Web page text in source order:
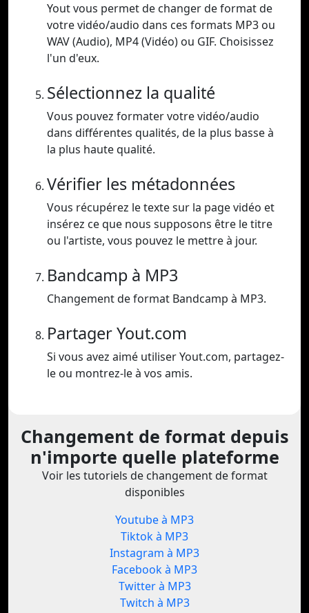
Yout vous permet de changer de format de
votre vidéo/audio dans ces formats MP3 ou
WAV (Audio), MP4 (Vidéo) ou GIF. Choisissez
l'un d'eux.
Sélectionnez la qualité
Vous pouvez formater votre vidéo/audio
dans différentes qualités, de la plus basse à
la plus haute qualité.
Vérifier les métadonnées
Vous récupérez le texte sur la page vidéo et
insérez ce que nous supposons être le titre
ou l'artiste, vous pouvez le mettre à jour.
Bandcamp à MP3
Changement de format Bandcamp à MP3.
Partager Yout.com
Si vous avez aimé utiliser Yout.com, partagez-
le ou montrez-le à vos amis.
Changement de format depuis
n'importe quelle plateforme
Voir les tutoriels de changement de format
disponibles
Youtube à MP3
Tiktok à MP3
Instagram à MP3
Facebook à MP3
Twitter à MP3
Twitch à MP3